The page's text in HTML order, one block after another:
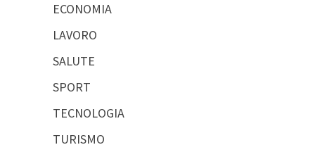
ECONOMIA
LAVORO
SALUTE
SPORT
TECNOLOGIA
TURISMO